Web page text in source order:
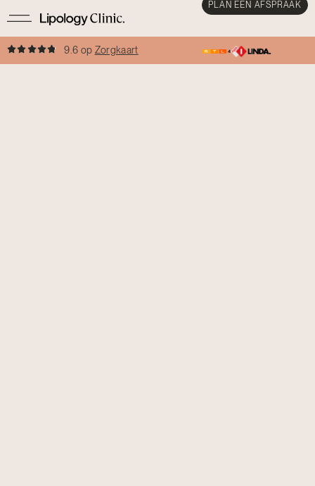
PLAN EEN AFSPRAAK
9.6 op Zorgkaart